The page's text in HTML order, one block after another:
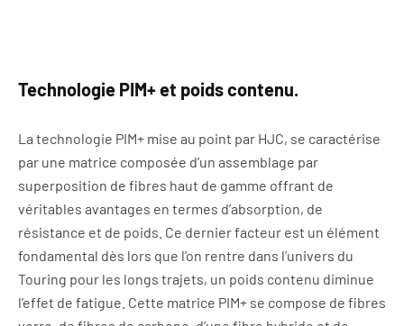
Technologie PIM+ et poids contenu.
La technologie PIM+ mise au point par HJC, se caractérise
par une matrice composée d’un assemblage par
superposition de fibres haut de gamme offrant de
véritables avantages en termes d’absorption, de
résistance et de poids. Ce dernier facteur est un élément
fondamental dès lors que l’on rentre dans l’univers du
Touring pour les longs trajets, un poids contenu diminue
l’effet de fatigue. Cette matrice PIM+ se compose de fibres